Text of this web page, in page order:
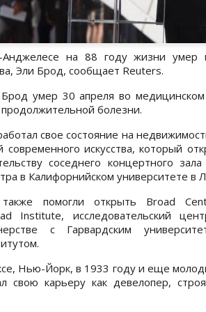
Анджелесе на 88 году жизни умер
Эли Брод, сообщает Reuters.
умер 30 апреля во
болезни.
свое состояние на
искусства, который
соседнего концертного
в Калифорнийском университете в
также помогли открыть Broad
Institute, исследовательский
с Гарвардским
Нью-Йорк, в 1933 году и еще
свою карьеру как девелопер,